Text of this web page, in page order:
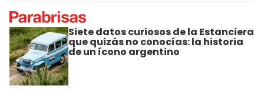
Siete datos curiosos de la Estanciera
que quizás no conocías: la historia
de un ícono argentino